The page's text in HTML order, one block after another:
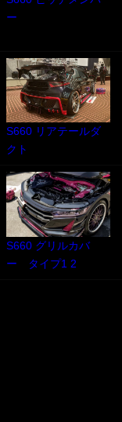
ー
S660 リアテールダ
クト
S660 グリルカバ
ー タイプ1 2